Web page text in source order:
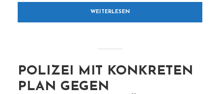
WEITERLESEN
POLIZEI MIT KONKRETEN
PLAN GEGEN